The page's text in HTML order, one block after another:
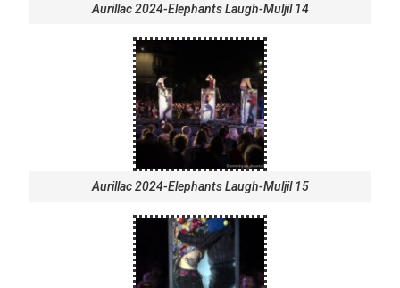
Aurillac 2024-Elephants Laugh-Muljil 14
Aurillac 2024-Elephants Laugh-Muljil 15